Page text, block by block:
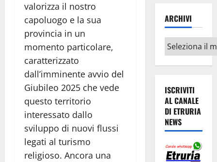
valorizza il nostro
capoluogo e la sua
provincia in un
momento particolare,
caratterizzato
dall’imminente avvio del
Giubileo 2025 che vede
questo territorio
interessato dallo
sviluppo di nuovi flussi
legati al turismo
religioso. Ancora una
ARCHIVI
Archivi
ISCRIVITI
AL CANALE
DI ETRURIA
NEWS